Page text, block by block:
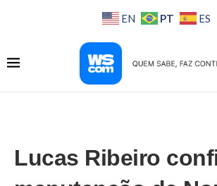
EN PT ES
Lucas Ribeiro